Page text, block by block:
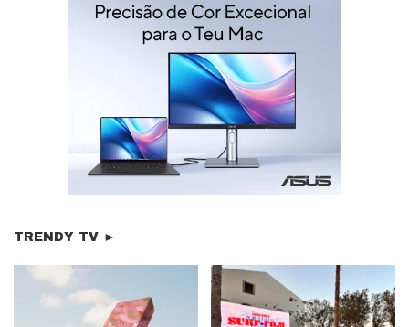
TRENDY TV ►